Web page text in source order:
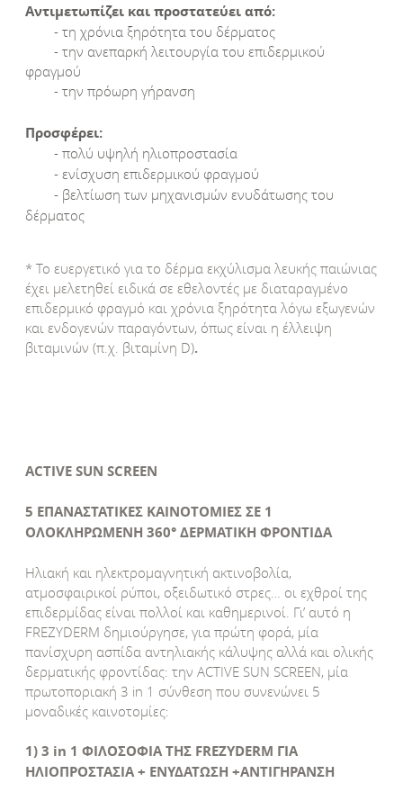
Αντιμετωπίζει και προστατεύει από:
- τη χρόνια ξηρότητα του δέρματος
- την ανεπαρκή λειτουργία του επιδερμικoύ
φραγμού
- την πρόωρη γήρανση
Προσφέρει:
- πολύ υψηλή ηλιοπροστασία
- ενίσχυση επιδερμικού φραγμού
- βελτίωση των μηχανισμών ενυδάτωσης του
δέρματος
* To ευεργετικό για το δέρμα εκχύλισμα λευκής παιώνιας
έχει μελετηθεί ειδικά σε εθελοντές με διαταραγμένο
επιδερμικό φραγμό και χρόνια ξηρότητα λόγω εξωγενών
και ενδογενών παραγόντων, όπως είναι η έλλειψη
βιταμινών (π.χ. βιταμίνη D).
ACTIVE SUN SCREEN
5 ΕΠΑΝΑΣΤΑΤΙΚΕΣ ΚΑΙΝΟΤΟΜΙΕΣ ΣΕ 1
ΟΛΟΚΛΗΡΩΜΕΝΗ 360° ΔΕΡΜΑΤΙΚΗ ΦΡΟΝΤΙΔΑ
Ηλιακή και ηλεκτρομαγνητική ακτινοβολία,
ατμοσφαιρικοί ρύποι, οξειδωτικό στρες… οι εχθροί της
επιδερμίδας είναι πολλοί και καθημερινοί. Γι’ αυτό η
FREZYDERM δημιούργησε, για πρώτη φορά, μία
πανίσχυρη ασπίδα αντηλιακής κάλυψης αλλά και ολικής
δερματικής φροντίδας: την ACTIVE SUN SCREEN, μία
πρωτοποριακή 3 in 1 σύνθεση που συνενώνει 5
μοναδικές καινοτομίες:
1) 3 in 1 ΦΙΛΟΣΟΦΙΑ ΤΗΣ FREZYDERM ΓΙΑ
ΗΛΙΟΠΡΟΣΤΑΣΙΑ + ΕΝΥΔΑΤΩΣΗ +ΑΝΤΙΓΗΡΑΝΣΗ